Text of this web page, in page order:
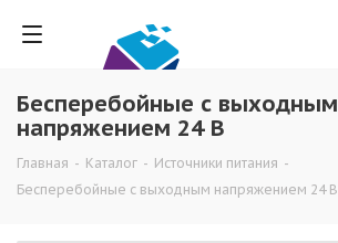
Бесперебойные с выходным
напряжением 24 В
Главная - Каталог - Источники питания -
Бесперебойные с выходным напряжением 24 В